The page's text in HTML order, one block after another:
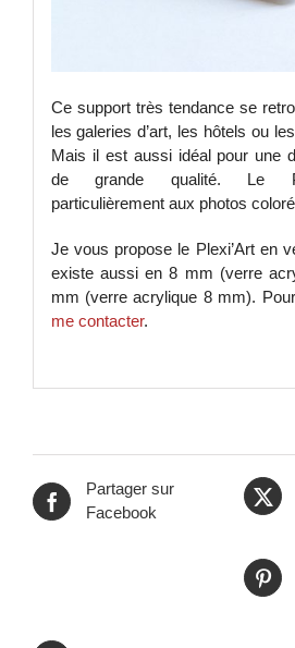
Ce support très tendance se
les galeries d’art, les hôtels ou
Mais il est aussi idéal pour une
de grande qualité. Le
particulièrement aux photos
Je vous propose le Plexi’Art en
existe aussi en 8 mm (verre
mm (verre acrylique 8 mm).
me contacter.
Partager sur
Facebook